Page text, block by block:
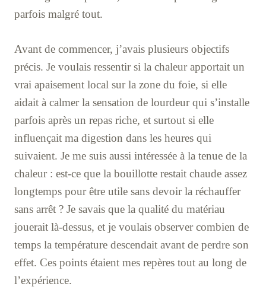
parfois malgré tout.
Avant de commencer, j’avais plusieurs objectifs
précis. Je voulais ressentir si la chaleur apportait un
vrai apaisement local sur la zone du foie, si elle
aidait à calmer la sensation de lourdeur qui s’installe
parfois après un repas riche, et surtout si elle
influençait ma digestion dans les heures qui
suivaient. Je me suis aussi intéressée à la tenue de la
chaleur : est-ce que la bouillotte restait chaude assez
longtemps pour être utile sans devoir la réchauffer
sans arrêt ? Je savais que la qualité du matériau
jouerait là-dessus, et je voulais observer combien de
temps la température descendait avant de perdre son
effet. Ces points étaient mes repères tout au long de
l’expérience.